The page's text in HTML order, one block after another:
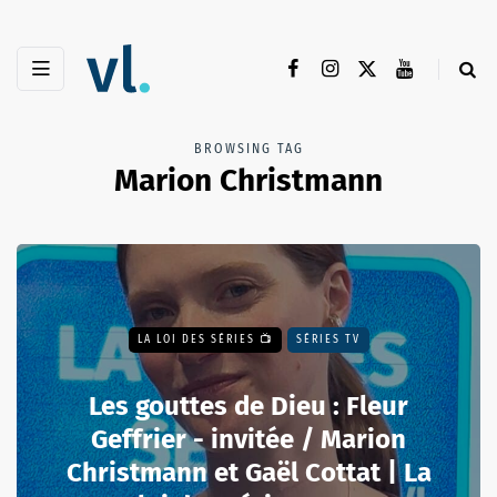
BROWSING TAG
Marion Christmann
LA LOI DES SÉRIES 📺 SÉRIES TV
Les gouttes de Dieu : Fleur
Geffrier - invitée / Marion
Christmann et Gaël Cottat | La